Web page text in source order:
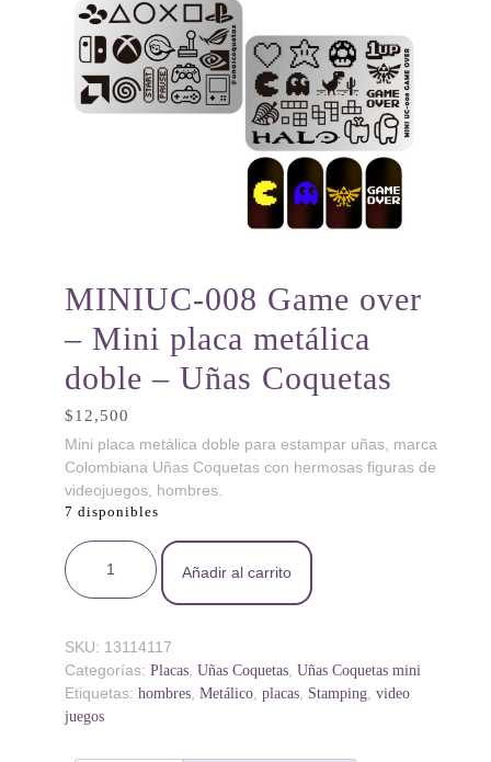
MINIUC-008 Game over
– Mini placa metálica
doble – Uñas Coquetas
$12,500
Mini placa metálica doble para estampar uñas, marca
Colombiana Uñas Coquetas con hermosas figuras de
videojuegos, hombres.
7 disponibles
MINIUC-008 Game over - Mini placa metálica doble
- Uñas Coquetas cantidad
Añadir al carrito
SKU: 13114117
Categorías: Placas, Uñas Coquetas, Uñas Coquetas mini
Etiquetas: hombres, Metálico, placas, Stamping, video
juegos